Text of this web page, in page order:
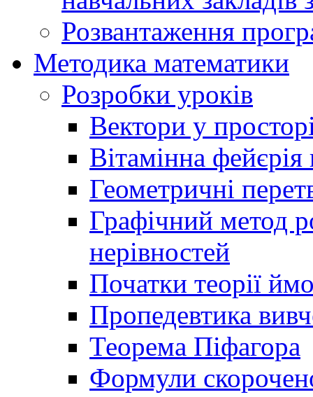
Розвантаження
Методика математики
Розробки уроків
Вектори у
Вітамінна фейєрія
Геометричні
Графічний метод
нерівностей
Початки теорії
Пропедевтика
Теорема Піфагора
Формули